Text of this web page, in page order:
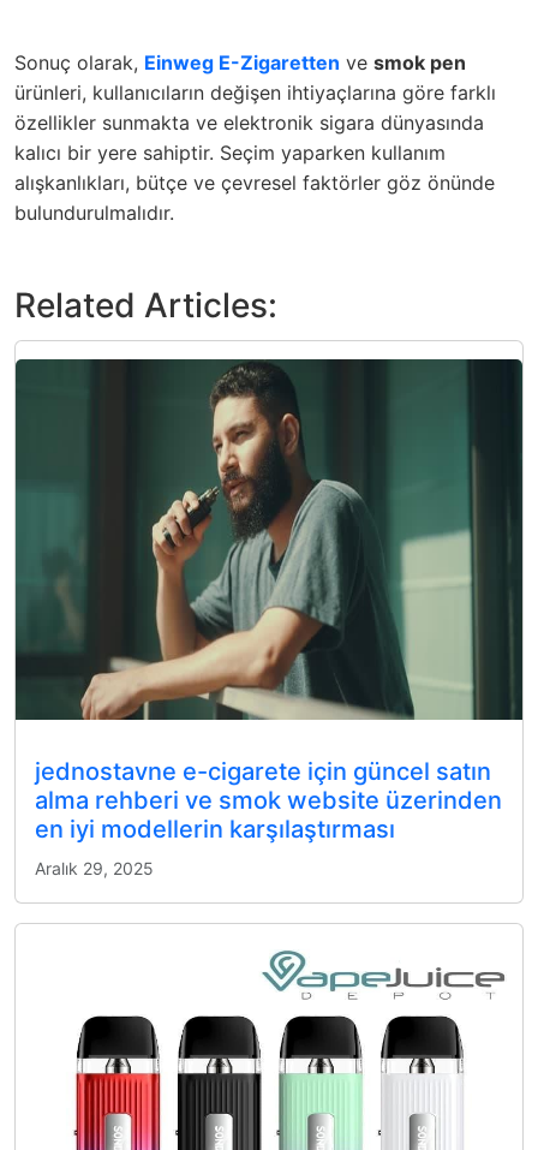
Sonuç olarak, Einweg E-Zigaretten ve smok pen
ürünleri, kullanıcıların değişen ihtiyaçlarına göre farklı
özellikler sunmakta ve elektronik sigara dünyasında
kalıcı bir yere sahiptir. Seçim yaparken kullanım
alışkanlıkları, bütçe ve çevresel faktörler göz önünde
bulundurulmalıdır.
Related Articles:
jednostavne e-cigarete için güncel satın
alma rehberi ve smok website üzerinden
en iyi modellerin karşılaştırması
Aralık 29, 2025